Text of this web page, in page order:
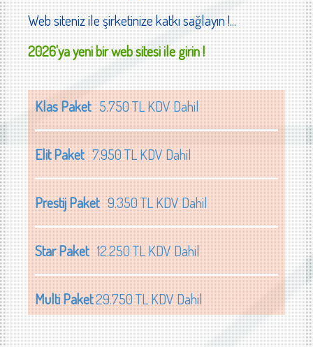
Web siteniz ile şirketinize katkı sağlayın !...
2026'ya yeni bir web sitesi ile girin !
Klas Paket5.750 TL KDV Dahil
Elit Paket7.950 TL KDV Dahil
Prestij Paket9.350 TL KDV Dahil
Star Paket12.250 TL KDV Dahil
Multi Paket29.750 TL KDV Dahil